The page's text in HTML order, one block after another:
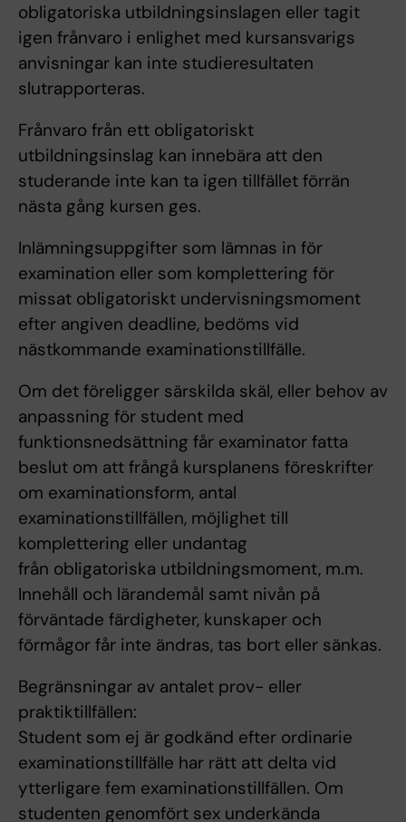
obligatoriska utbildningsinslagen eller tagit
igen frånvaro i enlighet med kursansvarigs
anvisningar kan inte studieresultaten
slutrapporteras.
Frånvaro från ett obligatoriskt
utbildningsinslag kan innebära att den
studerande inte kan ta igen tillfället förrän
nästa gång kursen ges.
Inlämningsuppgifter som lämnas in för
examination eller som komplettering för
missat obligatoriskt undervisningsmoment
efter angiven deadline, bedöms vid
nästkommande examinationstillfälle.
Om det föreligger särskilda skäl, eller behov av
anpassning för student med
funktionsnedsättning får examinator fatta
beslut om att frångå kursplanens föreskrifter
om examinationsform, antal
examinationstillfällen, möjlighet till
komplettering eller undantag
från obligatoriska utbildningsmoment, m.m.
Innehåll och lärandemål samt nivån på
förväntade färdigheter, kunskaper och
förmågor får inte ändras, tas bort eller sänkas.
Begränsningar av antalet prov- eller
praktiktillfällen:
Student som ej är godkänd efter ordinarie
examinationstillfälle har rätt att delta vid
ytterligare fem examinationstillfällen. Om
studenten genomfört sex underkända